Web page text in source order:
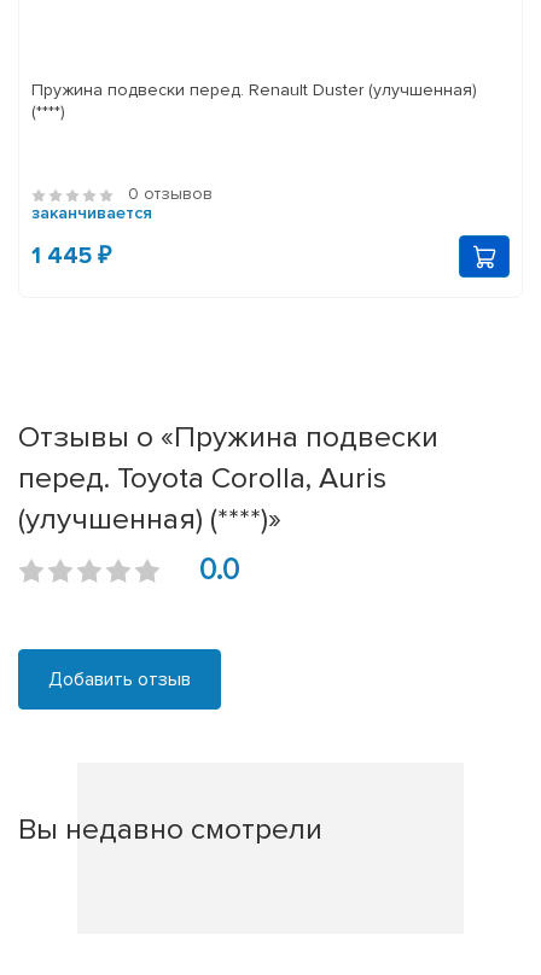
Пружина подвески перед. Renault Duster (улучшенная)
(****)
0 отзывов
заканчивается
1 445 ₽
Отзывы о «Пружина подвески
перед. Toyota Corolla, Auris
(улучшенная) (****)»
0.0
Добавить отзыв
Вы недавно смотрели